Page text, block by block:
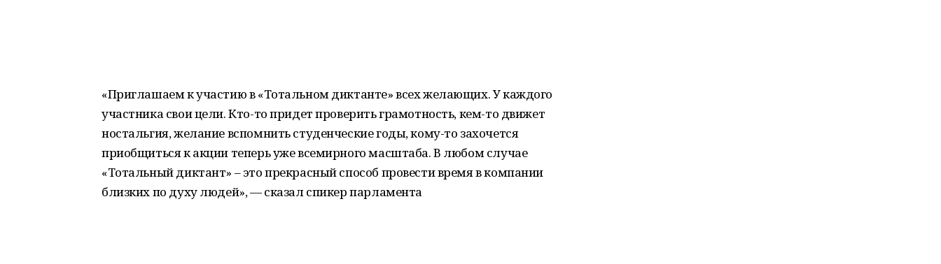
«Приглашаем к участию в «Тотальном диктанте» всех желающих. У каждого
участника свои цели. Кто-то придет проверить грамотность, кем-то движет
ностальгия, желание вспомнить студенческие годы, кому-то захочется
приобщиться к акции теперь уже всемирного масштаба. В любом случае
«Тотальный диктант» – это прекрасный способ провести время в компании
близких по духу людей», — сказал спикер парламента